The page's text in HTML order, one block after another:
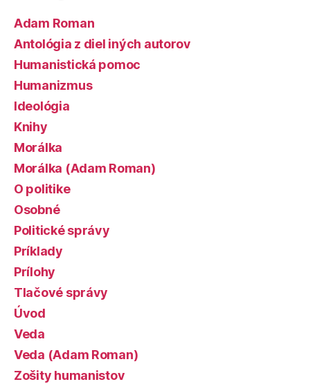
Adam Roman
Antológia z diel iných autorov
Humanistická pomoc
Humanizmus
Ideológia
Knihy
Morálka
Morálka (Adam Roman)
O politike
Osobné
Politické správy
Príklady
Prílohy
Tlačové správy
Úvod
Veda
Veda (Adam Roman)
Zošity humanistov